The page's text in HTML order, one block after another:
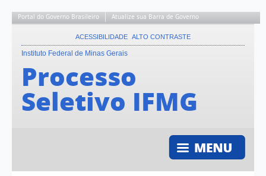
Portal do Governo Brasileiro Atualize sua Barra de Governo
ACESSIBILIDADE ALTO CONTRASTE
Instituto Federal de Minas Gerais
Processo
Seletivo IFMG